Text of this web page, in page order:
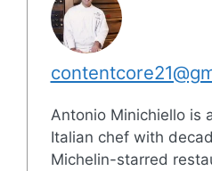
Antonio Minichiello is
Italian chef with
Michelin-starred